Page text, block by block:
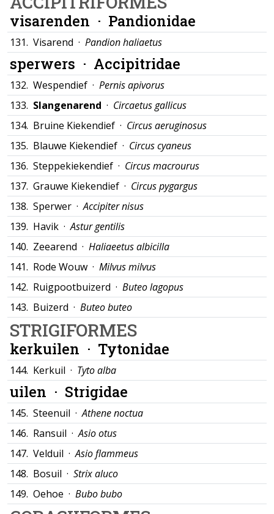
visarenden · Pandionidae
131. Visarend · Pandion haliaetus
sperwers · Accipitridae
132. Wespendief · Pernis apivorus
133. Slangenarend · Circaetus gallicus
134. Bruine Kiekendief · Circus aeruginosus
135. Blauwe Kiekendief · Circus cyaneus
136. Steppekiekendief · Circus macrourus
137. Grauwe Kiekendief · Circus pygargus
138. Sperwer ·Accipiter nisus
139. Havik ·Astur gentilis
140. Zeearend · Haliaeetus albicilla
141. Rode Wouw · Milvus milvus
142. Ruigpootbuizerd · Buteo lagopus
143. Buizerd · Buteo buteo
STRIGIFORMES
kerkuilen · Tytonidae
144. Kerkuil · Tyto alba
uilen · Strigidae
145. Steenuil ·Athene noctua
146. Ransuil ·Asio otus
147. Velduil ·Asio flammeus
148. Bosuil · Strix aluco
149. Oehoe · Bubo bubo